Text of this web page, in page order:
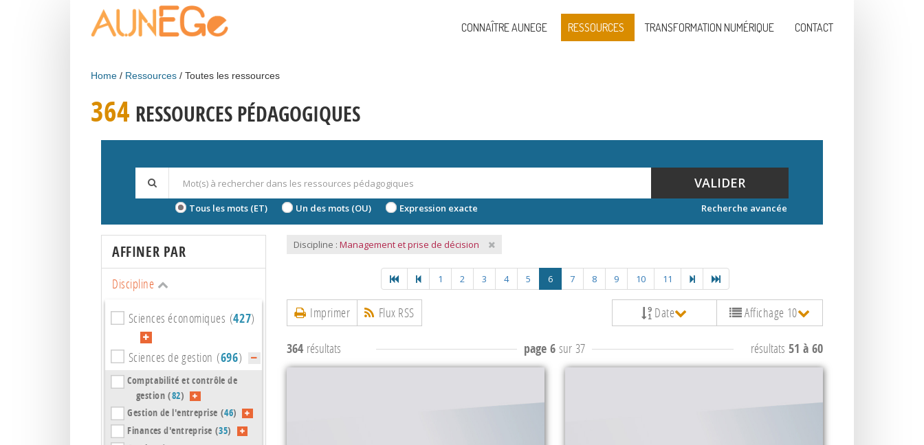
CONNAÎTRE AUNEGE RESSOURCES TRANSFORMATION NUMÉRIQUE CONTACT
Home Ressources Toutes les ressources
364 RESSOURCES PÉDAGOGIQUES
VALIDER
Tous les mots (ET) Un des mots (OU) Expression exacte Recherche avancée
AFFINER PAR
Discipline
Sciences économiques (427)
Sciences de gestion (696)
Comptabilité et contrôle de
gestion (82)
Gestion de l'entreprise (46)
Finances d'entreprise (35)
Discipline : Management et prise de décision
1 2 3 4 5 6 7 8 9 10 11
Imprimer Flux RSS Date Affichage 10
364 résultats page 6 sur 37 résultats 51 à 60